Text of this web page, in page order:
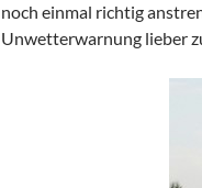
noch einmal richtig
Unwetterwarnung lieber